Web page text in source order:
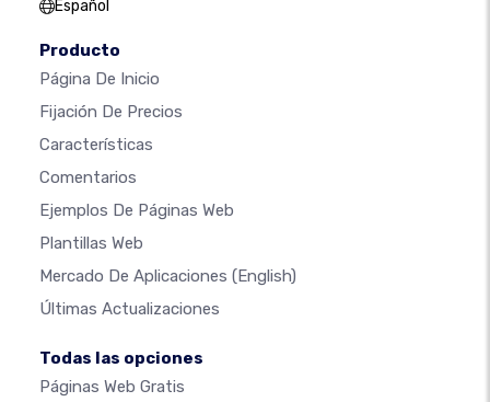
Español
Producto
Página De Inicio
Fijación De Precios
Características
Comentarios
Ejemplos De Páginas Web
Plantillas Web
Mercado De Aplicaciones (English)
Últimas Actualizaciones
Todas las opciones
Páginas Web Gratis